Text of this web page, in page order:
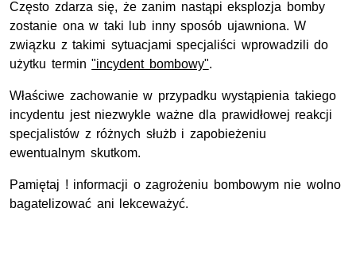
Często zdarza się, że zanim nastąpi eksplozja bomby
zostanie ona w taki lub inny sposób ujawniona. W
związku z takimi sytuacjami specjaliści wprowadzili do
użytku termin"incydent bombowy".
Właściwe zachowanie w przypadku wystąpienia takiego
incydentu jest niezwykle ważne dla prawidłowej reakcji
specjalistów z różnych służb i zapobieżeniu
ewentualnym skutkom.
Pamiętaj ! informacji o zagrożeniu bombowym nie wolno
bagatelizować ani lekceważyć.